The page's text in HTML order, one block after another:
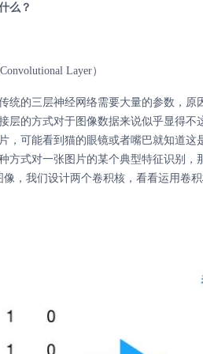
么？
Layer）
统的三层神经网络需要大量的参数，
层的方式对于图像数据来说似乎显得
，可能看到猫的眼镜或者嘴巴就知道
方式对一张图片的某个典型特征识别
像，我们设计两个卷积核，看看运用卷